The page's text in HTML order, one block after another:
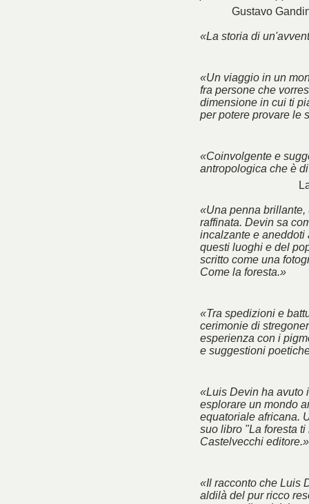
Gustavo
«La storia di
«Un viaggio in un
fra persone che
dimensione in cui ti
per potere provare le
«Coinvolgente e
antropologica che è
«Una penna brillante,
raffinata. Devin sa
incalzante e aneddoti
questi luoghi e del
scritto come una
Come la foresta.»
«Tra spedizioni e
cerimonie di
esperienza con i
e suggestioni
«Luis Devin ha avuto
esplorare un mondo
equatoriale africana.
suo libro "La foresta
Castelvecchi editore.»
«Il racconto che Luis
aldilà del pur ricco